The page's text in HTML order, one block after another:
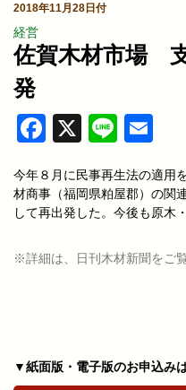
2018年11月28日付
経営
佐賀木材市場
発
Facebook
X Line
今年８月に民事再生法の適用
材商事（福岡県粕屋郡）の関
して再出発した。今後も原木
※詳細は、日刊木材新聞をご
▼紙面版・電子版のお申込み